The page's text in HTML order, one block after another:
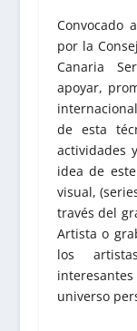
Convocado
por la
Canaria
apoyar,
de esta
actividades
idea de
visual,
través del
Artista o
los
universo